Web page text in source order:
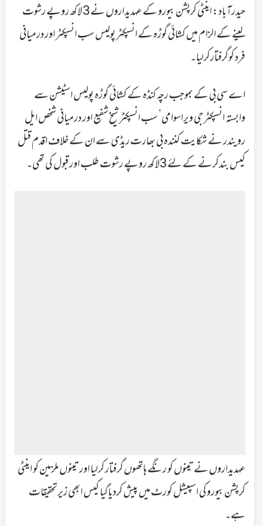
حیدرآباد: اینٹی کرپشن بیورو کے عہدیداروں نے 3 لاکھ روپے رشوت
لینے کے الزام میں کشائی گوڑہ کے انسپکٹر پولیس سب انسپکٹر اور درمیانی
فرد کوگرفتارکرلیا۔
اے سی بی کے بموجب رچہ کنڈہ کے کشائی گوڑہ پولیس اسٹیشن سے
وابستہ انسپکٹر جی ویراسوامی‘ سب انسپکٹر شیخ شفیع اور درمیانی شخص ایل
رویندر نے شکایت کنندہ بی بھارت ریڈی سے ان کے خلاف اقدم قتل
کیس بندکرنے کے لئے 3لاکھ روپے رشوت طلب اور قبول کی تھی۔
عہدیداروں نے تینوں کو رنگے ہاتھوں گرفتار کرلیا اور تینوں ملزمین کو اینٹی
کرپشن بیوروکی اسپیشل کورٹ میں پیش کردیاگیا کیس ابھی زیرتحقیقات
ہے۔